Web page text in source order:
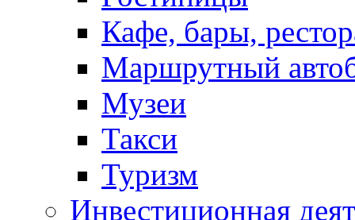
Кафе, бары,
Маршрутный
Музеи
Такси
Туризм
Инвестиционная